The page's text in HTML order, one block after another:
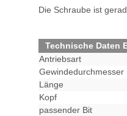
Die Schraube ist
Technische Daten
Antriebsart
Gewindedurchmesser
Länge
Kopf
passender Bit